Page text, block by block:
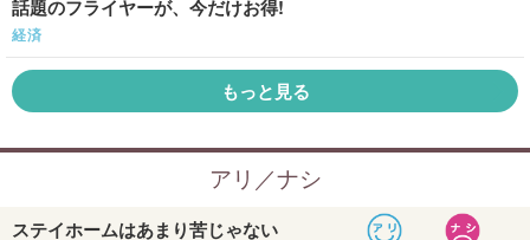
話題のフライヤーが、今だけお得!
経済
もっと見る